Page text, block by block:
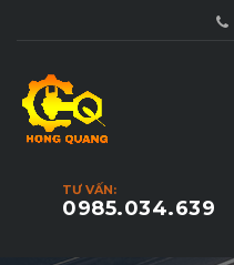
TƯ VẤN:
0985.034.639